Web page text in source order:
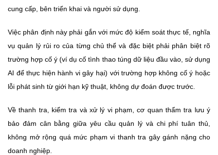
cung cấp, bên triển khai và người sử dụng.
Việc phân định này phải gắn với mức độ kiểm soát thực tế, nghĩa
vụ quản lý rủi ro của từng chủ thể và đặc biệt phải phân biệt rõ
trường hợp cố ý (ví dụ cố tình thao túng dữ liệu đầu vào, sử dụng
AI để thực hiện hành vi gây hại) với trường hợp không cố ý hoặc
lỗi phát sinh từ giới hạn kỹ thuật, không dự đoán được trước.
Về thanh tra, kiểm tra và xử lý vi phạm, cơ quan thẩm tra lưu ý
bảo đảm cân bằng giữa yêu cầu quản lý và chi phí tuân thủ,
không mở rộng quá mức phạm vi thanh tra gây gánh nặng cho
doanh nghiệp.